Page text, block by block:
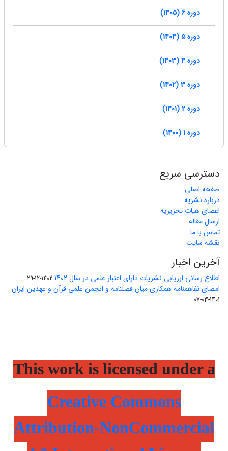
دوره 6 (1405)
دوره 5 (1404)
دوره 4 (1403)
دوره 3 (1402)
دوره 2 (1401)
دوره 1 (1400)
دسترسی سریع
صفحه اصلی
درباره نشریه
اعضای هیات تحریریه
ارسال مقاله
تماس با ما
نقشه سایت
آخرین اخبار
اطلاع رسانی ارزیابی نشریات دارای اعتبار علمی در سال 1402 1402-12-29
امضای تفاهمنامه همکاری میان فصلنامه و انجمن علمی قرآن و عهدین ایران
1401-03-07
This work is licensed under a
Creative Commons
Attribution-NonCommercial